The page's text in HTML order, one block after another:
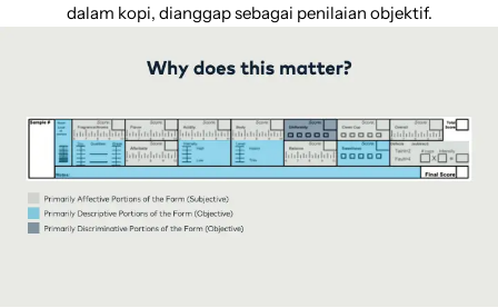
dalam kopi, dianggap sebagai penilaian objektif.